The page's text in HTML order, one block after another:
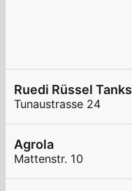
Tunaustrasse 24
Agrola
Mattenstr. 10